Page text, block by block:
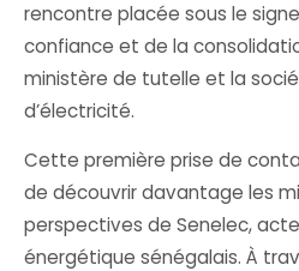
rencontre placée sous le
confiance et de la
ministère de tutelle et la
d’électricité.
Cette première prise de
de découvrir davantage les
perspectives de Senelec,
énergétique sénégalais. À